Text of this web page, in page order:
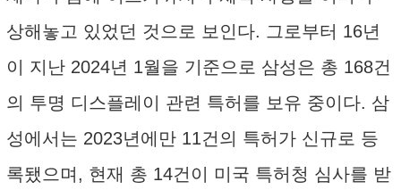
상해놓고 있었던 것으로 보인다. 그로부터 16년
이 지난 2024년 1월을 기준으로 삼성은 총 168건
의 투명 디스플레이 관련 특허를 보유 중이다. 삼
성에서는 2023년에만 11건의 특허가 신규로 등
록됐으며, 현재 총 14건이 미국 특허청 심사를 받